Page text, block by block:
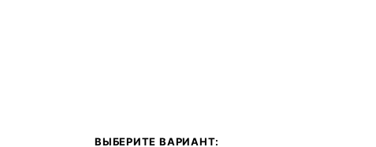
ВЫБЕРИТЕ ВАРИАНТ: